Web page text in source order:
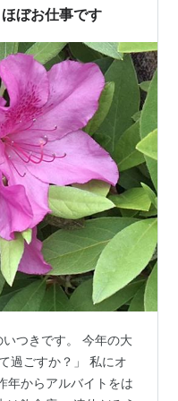
ぼお仕事です
つきです。 今年の大
過ごすか？」 私にオ
年からアルバイトをは